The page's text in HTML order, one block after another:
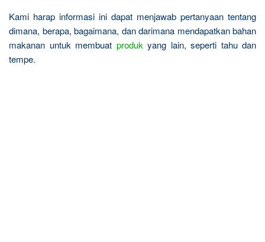
Kami harap informasi ini dapat menjawab pertanyaan tentang
dimana, berapa, bagaimana, dan darimana mendapatkan bahan
makanan untuk membuat produk yang lain, seperti tahu dan
tempe.